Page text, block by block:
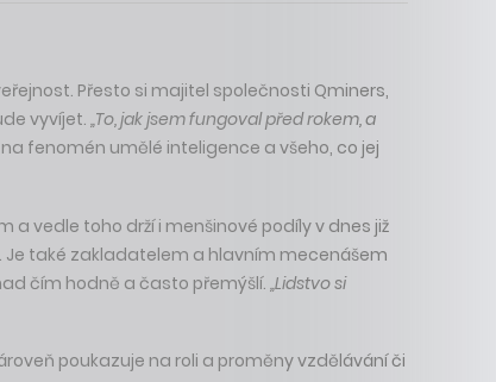
Přesto si majitel společnosti Qminers,
vyvíjet.„To, jak jsem fungoval před rokem, a
fenomén umělé inteligence a všeho, co jej
a vedle toho drží i menšinové podíly v dnes již
Je také zakladatelem a hlavním mecenášem
čím hodně a často přemýšlí. „Lidstvo si
poukazuje na roli a proměny vzdělávání či